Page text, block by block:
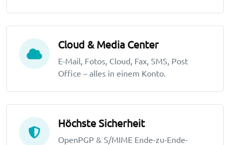
Cloud & Media Center
E-Mail, Fotos, Cloud, Fax, SMS, Post
Office – alles in einem Konto.
Höchste Sicherheit
OpenPGP & S/MIME Ende-zu-Ende-